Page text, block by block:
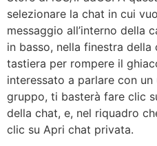
selezionare la chat in cui
messaggio all’interno della
in basso, nella finestra della
tastiera per rompere il
interessato a parlare con
gruppo, ti basterà fare clic
della chat, e, nel riquadro
clic su Apri chat privata.